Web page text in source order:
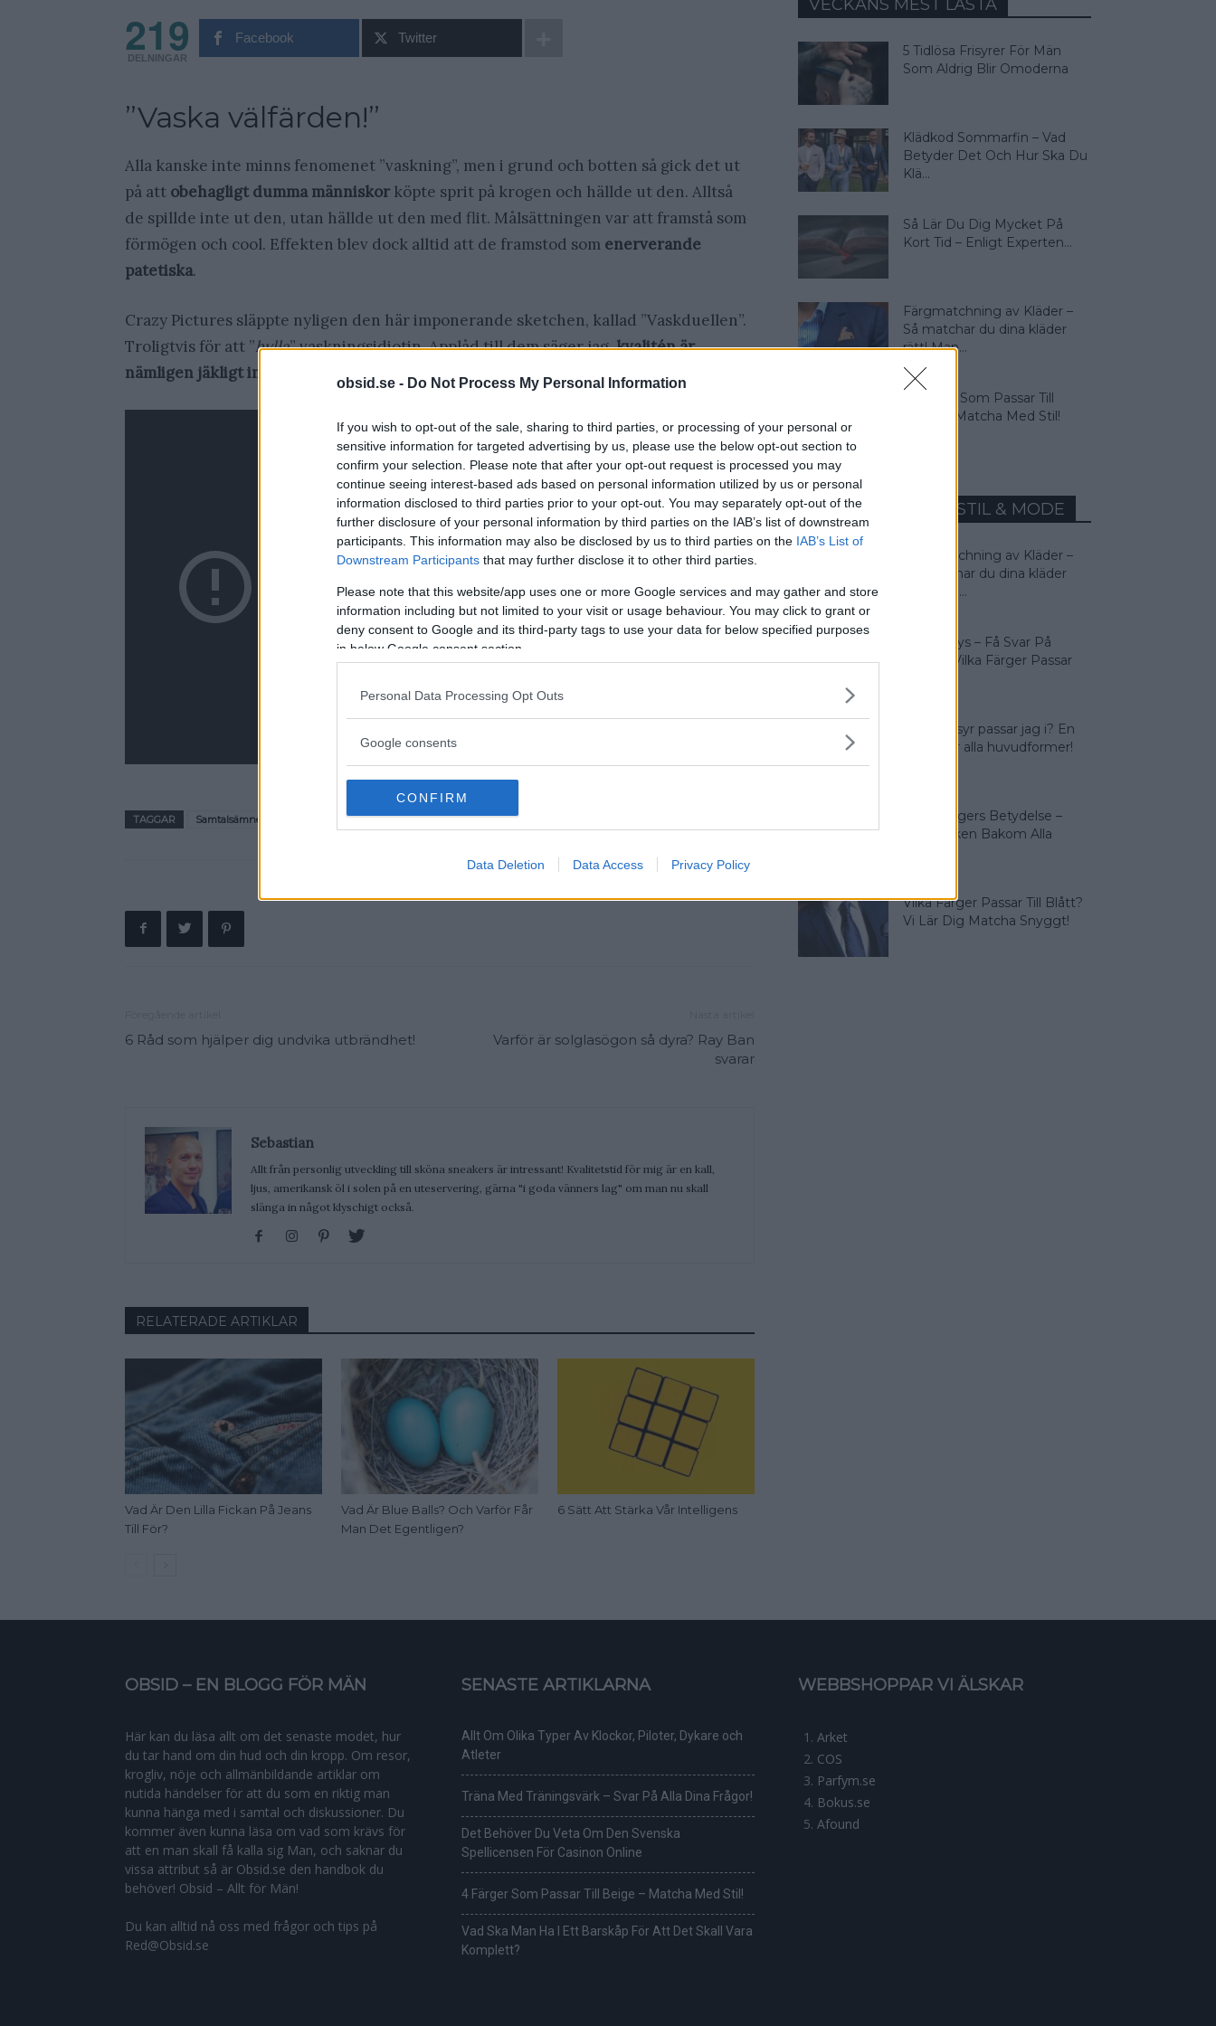
obsid.se - Do Not Process My Personal Information
If you wish to opt-out of the sale, sharing to third parties, or processing of your personal or
sensitive information for targeted advertising by us, please use the below opt-out section to
confirm your selection. Please note that after your opt-out request is processed you may
continue seeing interest-based ads based on personal information utilized by us or personal
information disclosed to third parties prior to your opt-out. You may separately opt-out of the
further disclosure of your personal information by third parties on the IAB’s list of downstream
participants. This information may also be disclosed by us to third parties on the IAB’s List of
Downstream Participants that may further disclose it to other third parties.
Please note that this website/app uses one or more Google services and may gather and store
information including but not limited to your visit or usage behaviour. You may click to grant or
deny consent to Google and its third-party tags to use your data for below specified purposes
in below Google consent section.
Personal Data Processing Opt Outs
Google consents
CONFIRM
Data Deletion Data Access Privacy Policy
219
DELNINGAR
Facebook Twitter
”Vaska välfärden!”
Alla kanske inte minns fenomenet ”vaskning”, men i grund och botten så gick det ut
på att obehagligt dumma människorköpte sprit på krogen och hällde ut den. Alltså
de spillde inte ut den, utan hällde ut den med flit. Målsättningen var att framstå som
förmögen och cool. Effekten blev dock alltid att de framstod som enerverande
patetiska.
Crazy Pictures släppte nyligen den här imponerande sketchen, kallad ”Vaskduellen”.
Troligtvis för att ”hylla” vaskningsidiotin. Applåd till dem säger jag,kvalitén är
nämligen jäkligt imponerande!
TAGGAR Samtalsämnen
6 Råd som hjälper dig undvika utbrändhet!
Varför är solglasögon så dyra? Ray Ban
svarar
Sebastian
Allt från personlig utveckling till sköna sneakers är intressant! Kvalitetstid för mig är en kall,
ljus, amerikansk öl i solen på en uteservering, gärna "i goda vänners lag" om man nu skall
slänga in något klyschigt också.
RELATERADE ARTIKLAR
Vad Är Den Lilla Fickan På Jeans
Till För?
Vad Är Blue Balls? Och Varför Får
Man Det Egentligen?
6 Sätt Att Stärka Vår Intelligens
VECKANS MEST LÄSTA
5 Tidlösa Frisyrer För Män
Som Aldrig Blir Omoderna
Klädkod Sommarfin – Vad
Betyder Det Och Hur Ska Du
Klä...
Så Lär Du Dig Mycket På
Kort Tid – Enligt Experten...
Färgmatchning av Kläder –
Så matchar du dina kläder
rätt! Man...
4 Färger Som Passar Till
Beige – Matcha Med Stil!
MEST LÄST INOM STIL & MODE
Färgmatchning av Kläder –
Så matchar du dina kläder
rätt! Man...
Färganalys – Få Svar På
Frågan: Vilka Färger Passar
Vilken frisyr passar jag i? En
guide för alla huvudformer!
Olika Färgers Betydelse –
Symboliken Bakom Alla
Vilka Färger Passar Till Blått?
Vi Lär Dig Matcha Snyggt!
OBSID – EN BLOGG FÖR MÄN
Här kan du läsa allt om det senaste modet, hur
du tar hand om din hud och din kropp. Om resor,
krogliv, nöje och allmänbildande artiklar om
nutida händelser för att du som en riktig man
kunna hänga med i samtal och diskussioner. Du
kommer även kunna läsa om vad som krävs för
att en man skall få kalla sig Man, och saknar du
vissa attribut så är Obsid.se den handbok du
behöver! Obsid – Allt för Män!
Du kan alltid nå oss med frågor och tips på
Red@Obsid.se
SENASTE ARTIKLARNA
Allt Om Olika Typer Av Klockor, Piloter, Dykare och
Atleter
Träna Med Träningsvärk – Svar På Alla Dina Frågor!
Det Behöver Du Veta Om Den Svenska
Spellicensen För Casinon Online
4 Färger Som Passar Till Beige – Matcha Med Stil!
Vad Ska Man Ha I Ett Barskåp För Att Det Skall Vara
Komplett?
WEBBSHOPPAR VI ÄLSKAR
Arket
COS
Parfym.se
Bokus.se
Afound